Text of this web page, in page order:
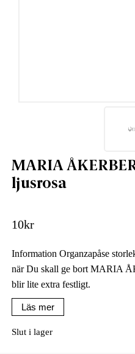
MARIA
ljusrosa
10kr
Information Organzapåse
när Du skall ge bort MARIA
blir lite extra festligt.
Läs mer
Slut i lager